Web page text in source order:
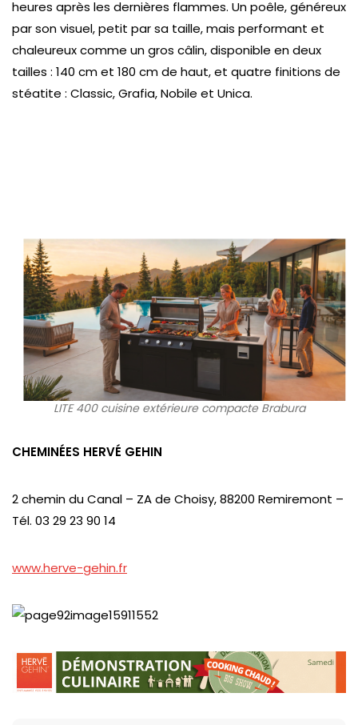
heures après les dernières flammes. Un poêle, généreux
par son visuel, petit par sa taille, mais performant et
chaleureux comme un gros câlin, disponible en deux
tailles : 140 cm et 180 cm de haut, et quatre finitions de
stéatite : Classic, Grafia, Nobile et Unica.
LITE 400 cuisine extérieure compacte Brabura
CHEMINÉES HERVÉ GEHIN
2 chemin du Canal – ZA de Choisy, 88200 Remiremont –
Tél. 03 29 23 90 14
www.herve-gehin.fr